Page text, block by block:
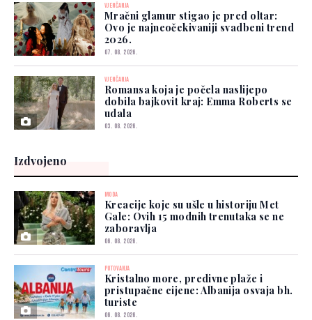
VJENČANJA
Mračni glamur stigao je pred oltar:
Ovo je najneočekivaniji svadbeni trend
2026.
07. 08. 2026.
VJENČANJA
Romansa koja je počela naslijepo
dobila bajkovit kraj: Emma Roberts se
udala
03. 08. 2026.
Izdvojeno
MODA
Kreacije koje su ušle u historiju Met
Gale: Ovih 15 modnih trenutaka se ne
zaboravlja
06. 08. 2026.
PUTOVANJA
Kristalno more, predivne plaže i
pristupačne cijene: Albanija osvaja bh.
turiste
06. 08. 2026.